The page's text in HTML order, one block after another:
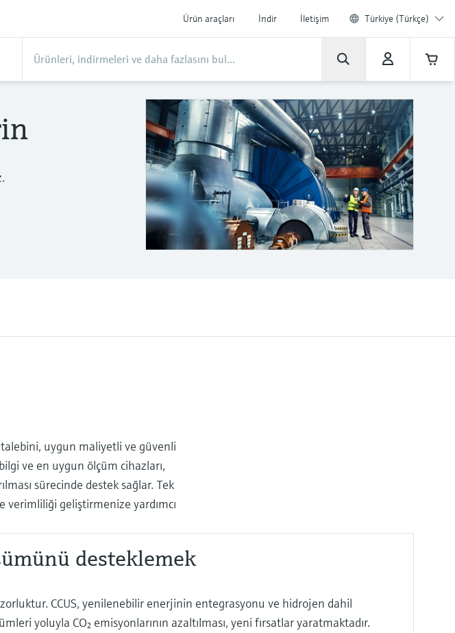
Ürün araçları İndir İletişim Türkiye (Türkçe)
talebini, uygun maliyetli ve güvenli
ve en uygun ölçüm cihazları,
sürecinde destek sağlar. Tek
verimliliği geliştirmenize yardımcı
desteklemek
CCUS, yenilenebilir enerjinin entegrasyonu ve hidrojen dahil
yoluyla CO₂ emisyonlarının azaltılması, yeni fırsatlar yaratmaktadır.